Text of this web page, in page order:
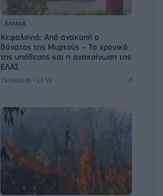
ΕΛΛΑΔΑ
Κεφαλονιά: Από ανακοπή ο
θάνατος της Μυρτούς – Το χρονικό
της υπόθεσης και η ανακοίνωση της
ΕΛΑΣ
15/04/2026 - 13:55